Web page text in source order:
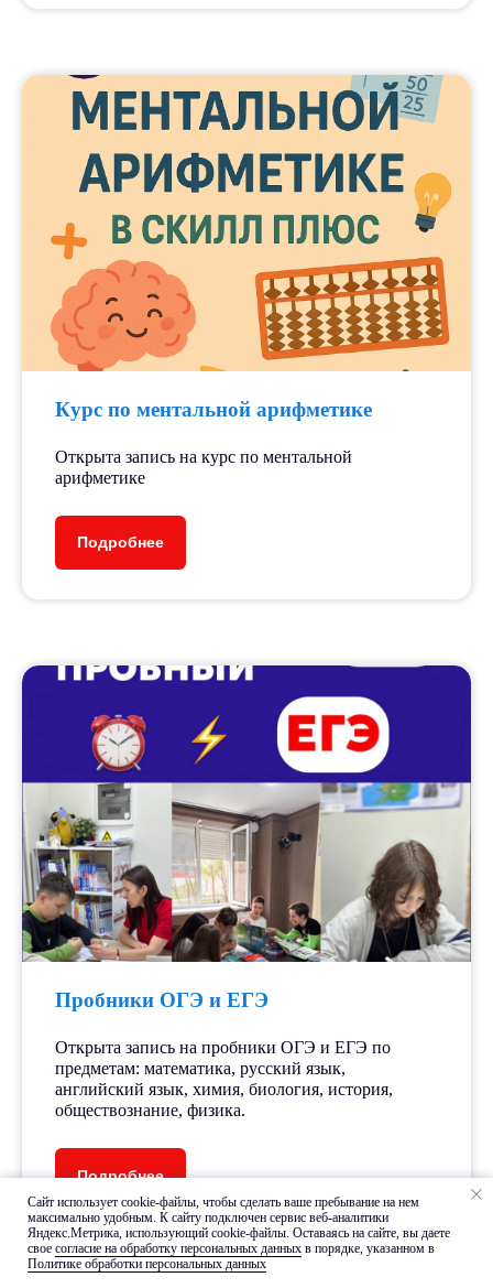
Курс по ментальной арифметике
Открыта запись на курс по ментальной
арифметике
Подробнее
Пробники ОГЭ и ЕГЭ
Открыта запись на пробники ОГЭ и ЕГЭ по
предметам: математика, русский язык,
английский язык, химия, биология, история,
обществознание, физика.
Подробнее
Наши ученики не только обретают
ценные навыки и знания, но и
достигают впечатляющих
результатов на олимпиадах
и экзаменах, поступают в ВУЗы
своей мечты
Мы гордимся тем, что наши ученики
неоднократно становились
победителями различных
образовательных проектов, таких как
«Большая перемена», «Орлята России»
Расписание занятий,
Сайт использует cookie-файлы, чтобы сделать ваше пребывание на нем
максимально удобным. К cайту подключен сервис веб-аналитики
Яндекс.Метрика, использующий cookie-файлы. Оставаясь на сайте, вы даете
свое согласие на обработку персональных данных в порядке, указанном в
Политике обработки персональных данных